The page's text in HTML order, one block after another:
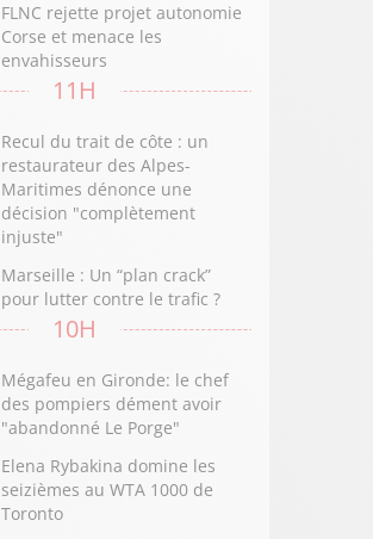
FLNC rejette projet autonomie
Corse et menace les
envahisseurs
11H
Recul du trait de côte : un
restaurateur des Alpes-
Maritimes dénonce une
décision "complètement
injuste"
Marseille : Un “plan crack”
pour lutter contre le trafic ?
10H
Mégafeu en Gironde: le chef
des pompiers dément avoir
"abandonné Le Porge"
Elena Rybakina domine les
seizièmes au WTA 1000 de
Toronto